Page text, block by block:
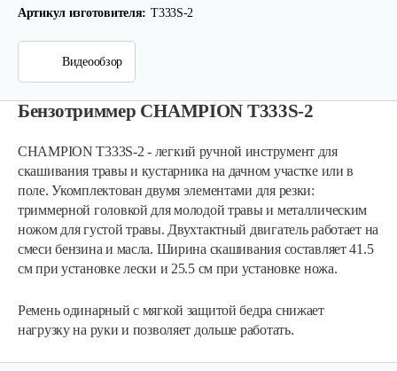
Артикул изготовителя: T333S-2
Видеообзор
Бензотриммер CHAMPION T333S-2
CHAMPION T333S-2 - легкий ручной инструмент для
скашивания травы и кустарника на дачном участке или в
поле. Укомплектован двумя элементами для резки:
триммерной головкой для молодой травы и металлическим
ножом для густой травы. Двухтактный двигатель работает на
смеси бензина и масла. Ширина скашивания составляет 41.5
см при установке лески и 25.5 см при установке ножа.
Ремень одинарный с мягкой защитой бедра снижает
нагрузку на руки и позволяет дольше работать.
Мотокоса бензиновая AL-KO GEOS Max…
780 руб Смотреть
Мотокоса бензиновая AL-KO GEOS Max…